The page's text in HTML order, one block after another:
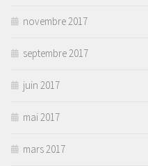
novembre 2017
septembre 2017
juin 2017
mai 2017
mars 2017